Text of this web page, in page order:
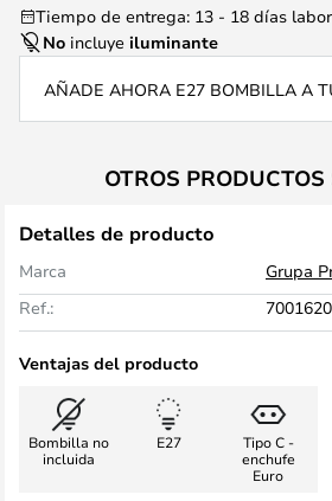
Tiempo de entrega: 13 - 18 días
No incluye iluminante
AÑADE AHORA E27 BOMBILLA A
OTROS
Detalles de producto
Marca
Grupa
Ref.:
Ventajas del producto
Bombilla no
incluida
E27
Tipo C -
enchufe
Euro